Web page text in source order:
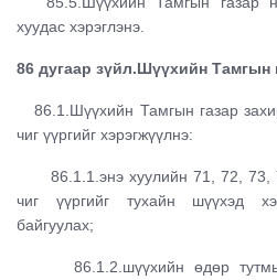
хуудас хэрэглэнэ.
86 дугаар зүйл.Шүүхийн Тамгын
86.1.Шүүхийн Тамгын газар
чиг үүргийг хэрэгжүүлнэ:
86.1.1.энэ хуулийн 71, 72, 73,
чиг үүргийг тухайн шүүхэд
байгуулах;
86.1.2.шүүхийн өдөр тутмын